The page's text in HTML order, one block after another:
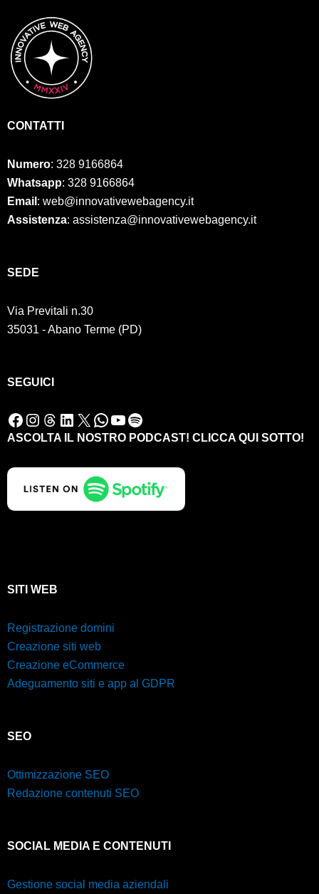
CONTATTI
Numero: 328 9166864
Whatsapp: 328 9166864
Email : web@innovativewebagency.it
Assistenza: assistenza@innovativewebagency.it
SED E
Via Previtali n.30
35031 - Abano Terme (PD)
SEGUICI
Facebook Instagram Threads LinkedIn X WhatsApp YouTube Spotify
ASCOLTA IL NOSTRO PODCAST! CLICCA QUI SOTTO!
SITI WEB
Registrazione domini
Creazione siti web
Creazione eCommerce
Adeguamento siti e app al GDPR
SEO
Ottimizzazione SEO
Redazione contenuti SEO
SOCIAL MEDIA E CONTENUTI
Gestione social media aziendali